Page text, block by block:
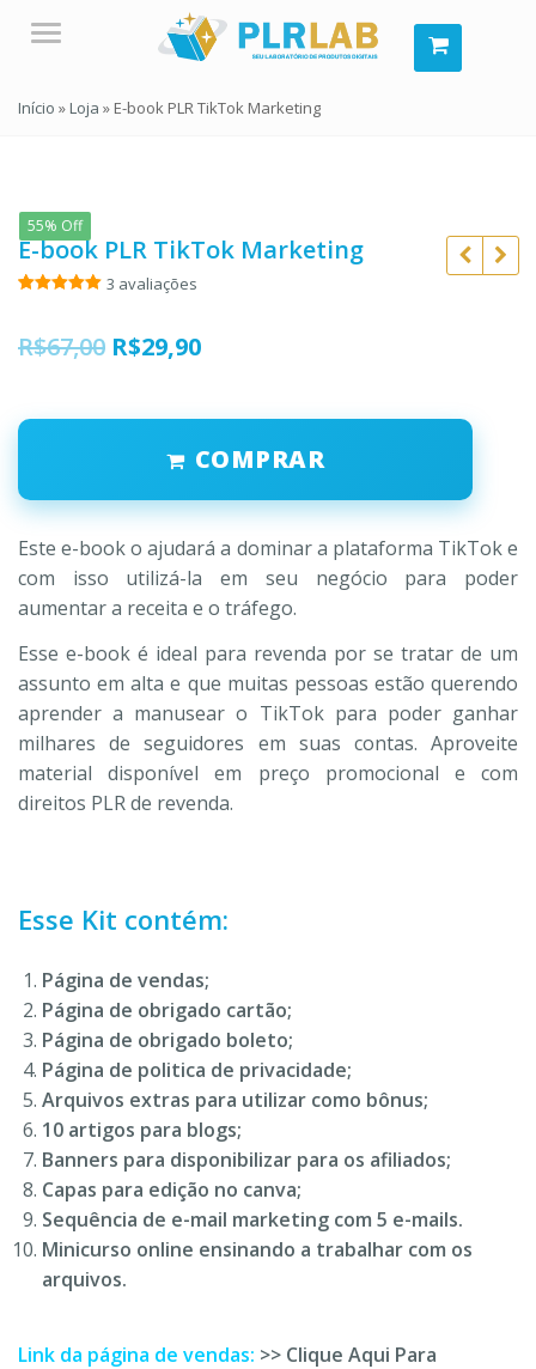
Menu
Início »Loja » E-book PLR TikTok Marketing
55% Off
E-book PLR TikTok Marketing
de 5, com
baseado
3 avaliações
R$67,00 O
original
R$67,00.
R$29,90O
atual
é:
R$29,90.
COMPRAR
Este e-book o ajudará a dominar a plataforma TikTok e
com isso utilizá-la em seu negócio para poder
aumentar a receita e o tráfego.
Esse e-book é ideal para revenda por se tratar de um
assunto em alta e que muitas pessoas estão querendo
aprender a manusear o TikTok para poder ganhar
milhares de seguidores em suas contas. Aproveite
material disponível em preço promocional e com
direitos PLR de revenda.
Esse Kit contém:
Página de vendas;
Página de obrigado cartão;
Página de obrigado boleto;
Página de politica de privacidade;
Arquivos extras para utilizar como bônus;
10 artigos para blogs;
Banners para disponibilizar para os afiliados;
Capas para edição no canva;
Sequência de e-mail marketing com 5 e-mails.
Minicurso online ensinando a trabalhar com os
arquivos.
Link da página de vendas: >> Clique Aqui Para